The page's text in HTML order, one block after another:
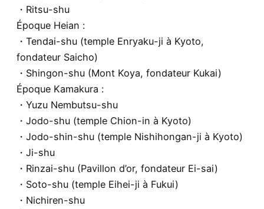
・Ritsu-shu
Époque Heian :
・Tendai-shu (temple Enryaku-ji à Kyoto,
fondateur Saicho)
・Shingon-shu (Mont Koya, fondateur Kukai)
Époque Kamakura :
・Yuzu Nembutsu-shu
・Jodo-shu (temple Chion-in à Kyoto)
・Jodo-shin-shu (temple Nishihongan-ji à Kyoto)
・Ji-shu
・Rinzai-shu (Pavillon d’or, fondateur Ei-sai)
・Soto-shu (temple Eihei-ji à Fukui)
・Nichiren-shu